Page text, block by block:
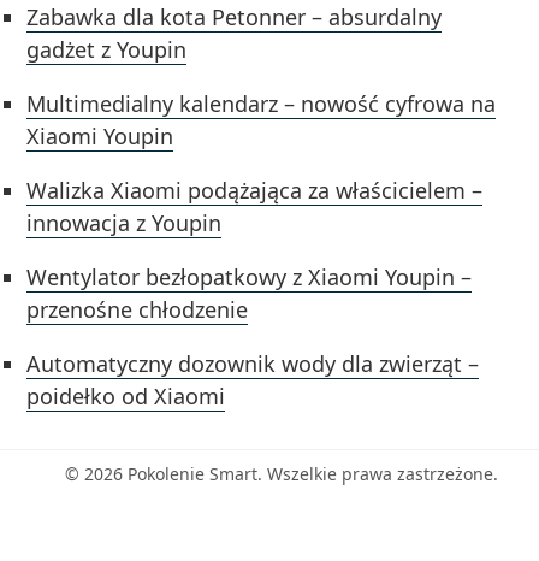
Zabawka dla kota Petonner – absurdalny
gadżet z Youpin
Multimedialny kalendarz – nowość cyfrowa na
Xiaomi Youpin
Walizka Xiaomi podążająca za właścicielem –
innowacja z Youpin
Wentylator bezłopatkowy z Xiaomi Youpin –
przenośne chłodzenie
Automatyczny dozownik wody dla zwierząt –
poidełko od Xiaomi
© 2026 Pokolenie Smart. Wszelkie prawa zastrzeżone.